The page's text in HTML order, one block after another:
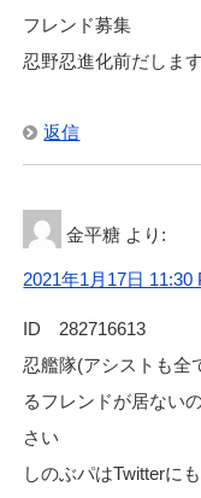
フレンド募集
忍野忍進化前だします
返信
金平糖 より:
2021年1月17日 11:30
ID 282716613
忍艦隊(アシストも全
るフレンドが居ない
さい
しのぶパはTwitterに